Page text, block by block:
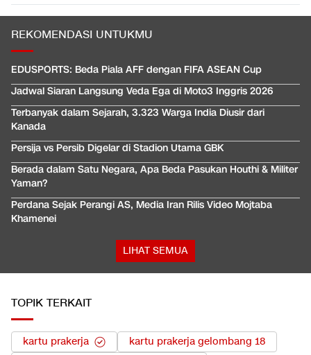
REKOMENDASI UNTUKMU
EDUSPORTS: Beda Piala AFF dengan FIFA ASEAN Cup
Jadwal Siaran Langsung Veda Ega di Moto3 Inggris 2026
Terbanyak dalam Sejarah, 3.323 Warga India Diusir dari
Kanada
Persija vs Persib Digelar di Stadion Utama GBK
Berada dalam Satu Negara, Apa Beda Pasukan Houthi & Militer
Yaman?
Perdana Sejak Perangi AS, Media Iran Rilis Video Mojtaba
Khamenei
LIHAT SEMUA
TOPIK TERKAIT
kartu prakerja
kartu prakerja gelombang 18